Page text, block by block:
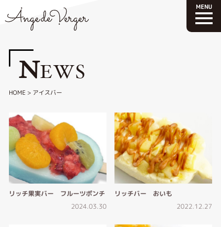
NEWS
HOME > アイスバー
リッチ果実バー フルーツポンチ
2024.03.30
リッチバー おいも
2022.12.27